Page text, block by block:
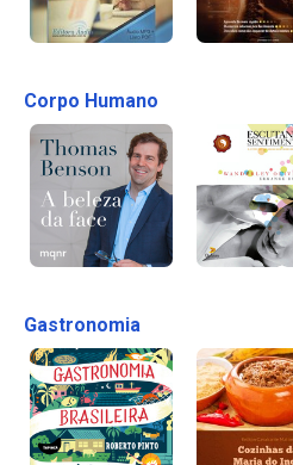
Corpo Humano
Gastronomia